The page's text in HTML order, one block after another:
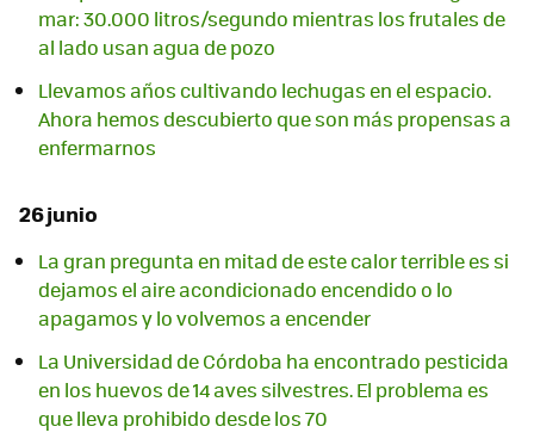
mar: 30.000 litros/segundo mientras los frutales de
al lado usan agua de pozo
Llevamos años cultivando lechugas en el espacio.
Ahora hemos descubierto que son más propensas a
enfermarnos
26 junio
La gran pregunta en mitad de este calor terrible es si
dejamos el aire acondicionado encendido o lo
apagamos y lo volvemos a encender
La Universidad de Córdoba ha encontrado pesticida
en los huevos de 14 aves silvestres. El problema es
que lleva prohibido desde los 70